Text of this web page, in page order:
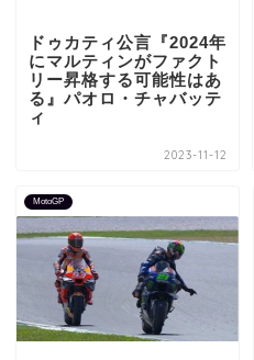
ドゥカティ公言『2024年
にマルティンがファクト
リー昇格する可能性はあ
る』パオロ・チャバッテ
ィ
2023-11-12
MotoGP